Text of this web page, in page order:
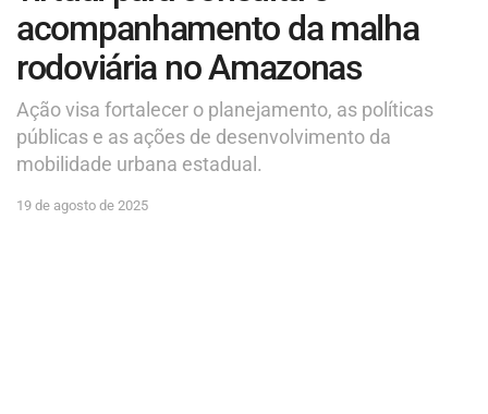
acompanhamento da malha
rodoviária no Amazonas
Ação visa fortalecer o planejamento, as políticas
públicas e as ações de desenvolvimento da
mobilidade urbana estadual.
19 de agosto de 2025